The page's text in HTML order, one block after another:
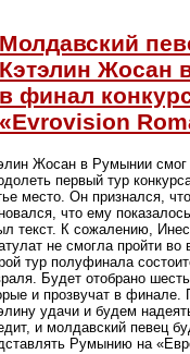
Молдавский
Кэтэлин Жосан
в финал
«Evrovision
Жосан в Румынии
первый тур
место. Он признался,
что ему
текст. К сожалению,
не смогла пройти во
тур полуфинала
Будет отобрано
и прозвучат в финале.
удачи и будем
и молдавский певец
Румынию на